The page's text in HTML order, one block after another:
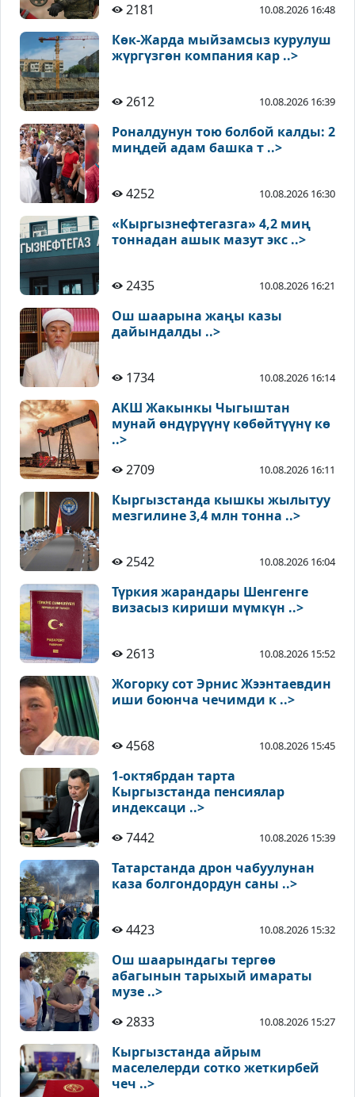
2181 10.08.2026 16:48
Көк-Жарда мыйзамсыз курулуш
жүргүзгөн компания кар ..>
2612 10.08.2026 16:39
Роналдунун тою болбой калды: 2
миңдей адам башка т ..>
4252 10.08.2026 16:30
«Кыргызнефтегазга» 4,2 миң
тоннадан ашык мазут экс ..>
2435 10.08.2026 16:21
Ош шаарына жаңы казы
дайындалды ..>
1734 10.08.2026 16:14
АКШ Жакынкы Чыгыштан
мунай өндүрүүнү көбөйтүүнү кө
..>
2709
10.08.2026 16:11
Кыргызстанда кышкы жылытуу
мезгилине 3,4 млн тонна ..>
2542 10.08.2026 16:04
Түркия жарандары Шенгенге
визасыз кириши мүмкүн ..>
2613 10.08.2026 15:52
Жогорку сот Эрнис Жээнтаевдин
иши боюнча чечимди к ..>
4568 10.08.2026 15:45
1-октябрдан тарта
Кыргызстанда пенсиялар
индексаци ..>
7442
10.08.2026 15:39
Татарстанда дрон чабуулунан
каза болгондордун саны ..>
4423 10.08.2026 15:32
Ош шаарындагы тергөө
абагынын тарыхый имараты
музе ..>
2833
10.08.2026 15:27
Кыргызстанда айрым
маселелерди сотко жеткирбей
чеч ..>